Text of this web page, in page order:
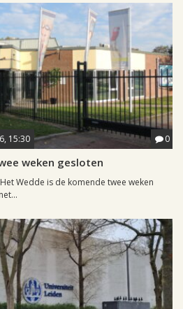
15:30 0
weken gesloten
Wedde is de komende twee weken